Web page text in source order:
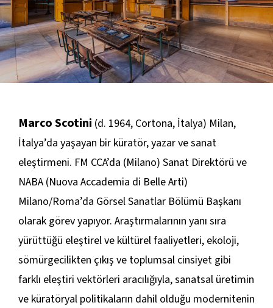
Marco Scotini (d. 1964, Cortona, İtalya) Milan,
İtalya’da yaşayan bir küratör, yazar ve sanat
eleştirmeni. FM CCA’da (Milano) Sanat Direktörü ve
NABA (Nuova Accademia di Belle Arti)
Milano/Roma’da Görsel Sanatlar Bölümü Başkanı
olarak görev yapıyor. Araştırmalarının yanı sıra
yürüttüğü eleştirel ve kültürel faaliyetleri, ekoloji,
sömürgecilikten çıkış ve toplumsal cinsiyet gibi
farklı eleştiri vektörleri aracılığıyla, sanatsal üretimin
ve küratöryal politikaların dahil olduğu modernitenin